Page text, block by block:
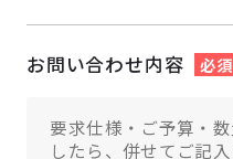
お問い合わせ内容 必須